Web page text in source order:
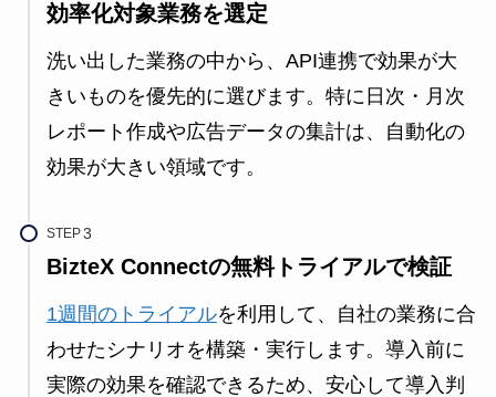
効率化対象業務を選定
洗い出した業務の中から、API連携で効果が大
きいものを優先的に選びます。特に日次・月次
レポート作成や広告データの集計は、自動化の
効果が大きい領域です。
STEP
BizteX Connectの無料トライアルで検証
1週間のトライアルを利用して、自社の業務に合
わせたシナリオを構築・実行します。導入前に
実際の効果を確認できるため、安心して導入判